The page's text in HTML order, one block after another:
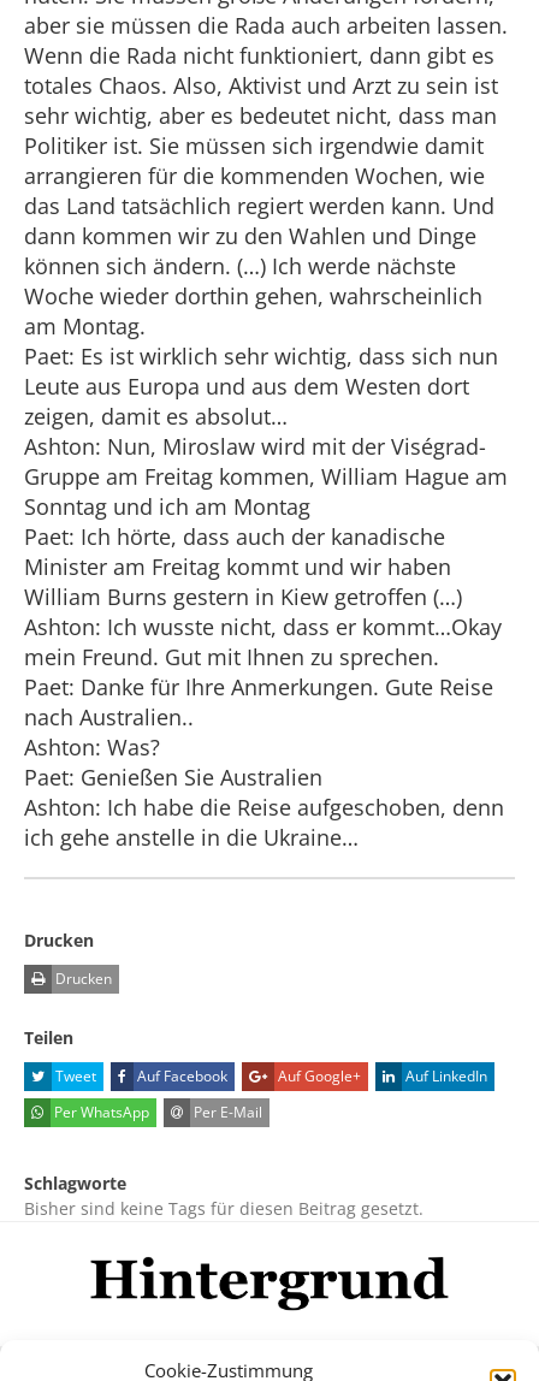
Cookie-Zustimmung
aber sie müssen die Rada auch arbeiten lassen.
Wenn die Rada nicht funktioniert, dann gibt es
totales Chaos. Also, Aktivist und Arzt zu sein ist
sehr wichtig, aber es bedeutet nicht, dass man
Politiker ist. Sie müssen sich irgendwie damit
arrangieren für die kommenden Wochen, wie
das Land tatsächlich regiert werden kann. Und
dann kommen wir zu den Wahlen und Dinge
können sich ändern. (…) Ich werde nächste
Woche wieder dorthin gehen, wahrscheinlich
am Montag.
Paet: Es ist wirklich sehr wichtig, dass sich nun
Leute aus Europa und aus dem Westen dort
zeigen, damit es absolut…
Ashton: Nun, Miroslaw wird mit der Viségrad-
Gruppe am Freitag kommen, William Hague am
Sonntag und ich am Montag
Paet: Ich hörte, dass auch der kanadische
Minister am Freitag kommt und wir haben
William Burns gestern in Kiew getroffen (…)
Ashton: Ich wusste nicht, dass er kommt…Okay
mein Freund. Gut mit Ihnen zu sprechen.
Paet: Danke für Ihre Anmerkungen. Gute Reise
nach Australien..
Ashton: Was?
Paet: Genießen Sie Australien
Ashton: Ich habe die Reise aufgeschoben, denn
ich gehe anstelle in die Ukraine…
Drucken
Drucken
Teilen
Tweet Auf Facebook Auf Google+
Auf LinkedIn
Per WhatsApp
Per E-Mail
Schlagworte
Bisher sind keine Tags für diesen Beitrag gesetzt.